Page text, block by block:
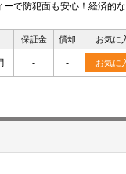
で防犯面も安心！経済的
保証金 償却 お気に
- - お気に